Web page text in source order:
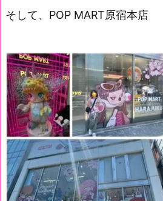
そして、POP MART原宿本店